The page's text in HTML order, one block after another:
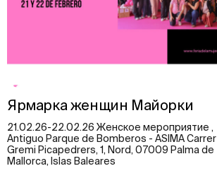
Ярмарка женщин Майорки
21.02.26-22.02.26 Женское мероприятие ,
Antiguo Parque de Bomberos - ASIMA Carrer
Gremi Picapedrers, 1, Nord, 07009 Palma de
Mallorca, Islas Baleares